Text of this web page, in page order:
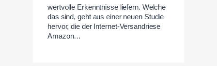
wertvolle Erkenntnisse liefern. Welche
das sind, geht aus einer neuen Studie
hervor, die der Internet-Versandriese
Amazon…